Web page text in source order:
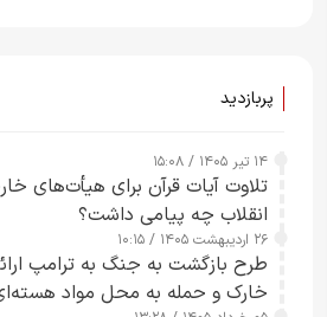
پربازدید
۱۴ تیر ۱۴۰۵ / ۱۵:۰۸
تلاوت آیات قرآن برای هیأت‌های
انقلاب چه پیامی داشت؟
۲۶ اردیبهشت ۱۴۰۵ / ۱۰:۱۵
طرح‌ بازگشت به جنگ به ترامپ
خارک و حمله به محل مواد